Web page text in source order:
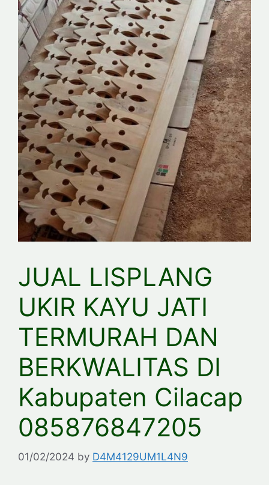
JUAL LISPLANG
UKIR KAYU JATI
TERMURAH DAN
BERKWALITAS DI
Kabupaten Cilacap
085876847205
01/02/2024 by D4M4129UM1L4N9